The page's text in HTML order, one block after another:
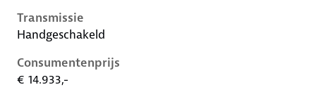
Transmissie
Handgeschakeld
Consumentenprijs
€ 14.933,-